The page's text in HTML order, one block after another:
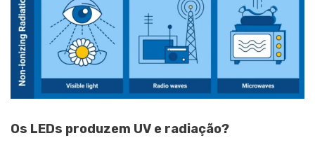
Os LEDs produzem UV e radiação?